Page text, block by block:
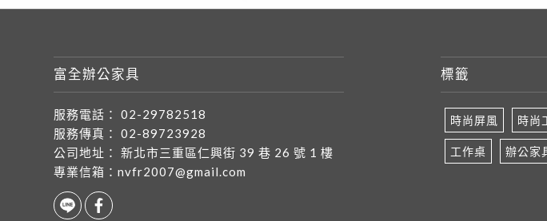
富全辦公家具
服務電話：
02-29782518
服務傳真：
02-89723928
公司地址：
新北市三重區仁興街 39 巷 26 號 1 樓
專業信箱： nvfr2007@gmail.com
標籤
時尚屏風 時尚
工作桌 辦公家